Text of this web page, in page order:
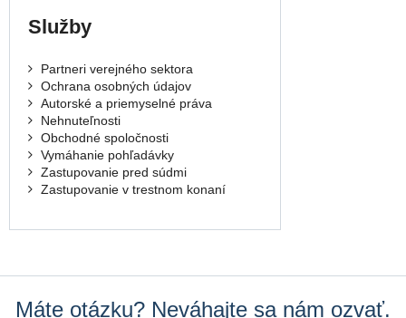
Služby
Partneri verejného sektora
Ochrana osobných údajov
Autorské a priemyselné práva
Nehnuteľnosti
Obchodné spoločnosti
Vymáhanie pohľadávky
Zastupovanie pred súdmi
Zastupovanie v trestnom konaní
Máte otázku? Neváhajte sa nám ozvať.